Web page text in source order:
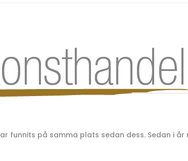
funnits på samma plats sedan dess. Sedan i